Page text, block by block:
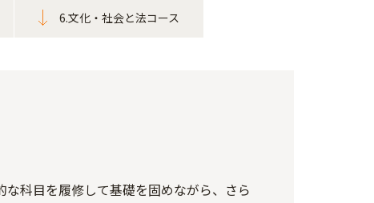
6.文化・社会と法コース
科目を履修して基礎を固めながら、さら